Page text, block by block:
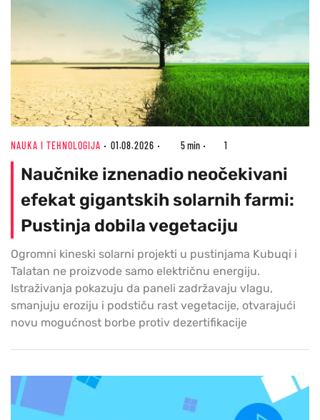
NAUKA I TEHNOLOGIJA 01.08.2026 5 min 1
Naučnike iznenadio neočekivani
efekat gigantskih solarnih farmi:
Pustinja dobila vegetaciju
Ogromni kineski solarni projekti u pustinjama Kubuqi i
Talatan ne proizvode samo električnu energiju.
Istraživanja pokazuju da paneli zadržavaju vlagu,
smanjuju eroziju i podstiču rast vegetacije, otvarajući
novu mogućnost borbe protiv dezertifikacije